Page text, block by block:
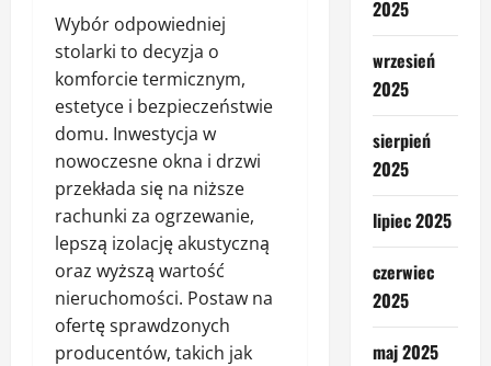
Wybór odpowiedniej
stolarki to decyzja o
komforcie termicznym,
estetyce i bezpieczeństwie
domu. Inwestycja w
nowoczesne okna i drzwi
przekłada się na niższe
rachunki za ogrzewanie,
lepszą izolację akustyczną
oraz wyższą wartość
nieruchomości. Postaw na
ofertę sprawdzonych
producentów, takich jak
2025
wrzesień
2025
sierpień
2025
lipiec 2025
czerwiec
2025
maj 2025